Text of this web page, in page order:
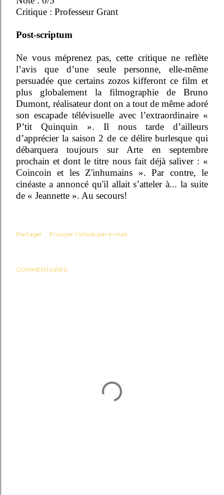
Critique : Professeur Grant
Post-scriptum
Ne vous méprenez pas, cette critique ne reflète
l’avis que d’une seule personne, elle-même
persuadée que certains zozos kifferont ce film et
plus globalement la filmographie de Bruno
Dumont, réalisateur dont on a tout de même adoré
son escapade télévisuelle avec l’extraordinaire «
P’tit Quinquin ». Il nous tarde d’ailleurs
d’apprécier la saison 2 de ce délire burlesque qui
débarquera toujours sur Arte en septembre
prochain et dont le titre nous fait déjà saliver : «
Coincoin et les Z'inhumains ». Par contre, le
cinéaste a annoncé qu'il allait s’atteler à... la suite
de « Jeannette ». Au secours!
Partager Envoyer l'article par e-mail
COMMENTAIRES